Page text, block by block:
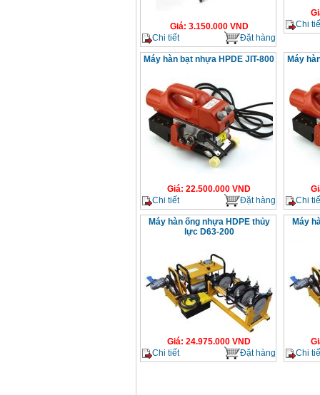
Giá: 3.150.000VND
Chi tiết
Đặt hàng
Chi
Máy hàn bạt nhựa HPDE JIT-800
Giá: 22.500.000 VND
Chi tiết
Đặt hàng
Máy
Chi
Máy hàn ống nhựa HDPE thủy
lực D63-200
Giá: 24.975.000 VND
Chi tiết
Đặt hàng
Máy
Chi